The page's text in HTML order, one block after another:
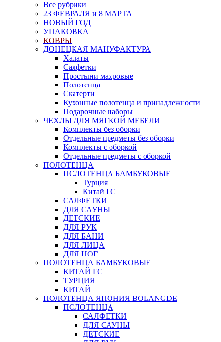
Все рубрики
23 ФЕВРАЛЯ и 8 МАРТА
НОВЫЙ ГОД
УПАКОВКА
КОВРЫ
ДОНЕЦКАЯ МАНУФАКТУРА
Халаты
Салфетки
Простыни махровые
Полотенца
Скатерти
Кухонные полотенца и принадлежности
Подарочные наборы
ЧЕХЛЫ ДЛЯ МЯГКОЙ МЕБЕЛИ
Комплекты без оборки
Отдельные предметы без оборки
Комплекты с оборкой
Отдельные предметы с оборкой
ПОЛОТЕНЦА
ПОЛОТЕНЦА БАМБУКОВЫЕ
Турция
Китай ГС
САЛФЕТКИ
ДЛЯ САУНЫ
ДЕТСКИЕ
ДЛЯ РУК
ДЛЯ БАНИ
ДЛЯ ЛИЦА
ДЛЯ НОГ
ПОЛОТЕНЦА БАМБУКОВЫЕ
КИТАЙ ГС
ТУРЦИЯ
КИТАЙ
ПОЛОТЕНЦА ЯПОНИЯ BOLANGDE
ПОЛОТЕНЦА
САЛФЕТКИ
ДЛЯ САУНЫ
ДЕТСКИЕ